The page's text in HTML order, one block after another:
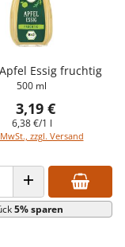
Essig fruchtig
500 ml
3,19 €
6,38 €/1 l
zzgl. Versand
ANZAHL ERHÖHEN
5% sparen